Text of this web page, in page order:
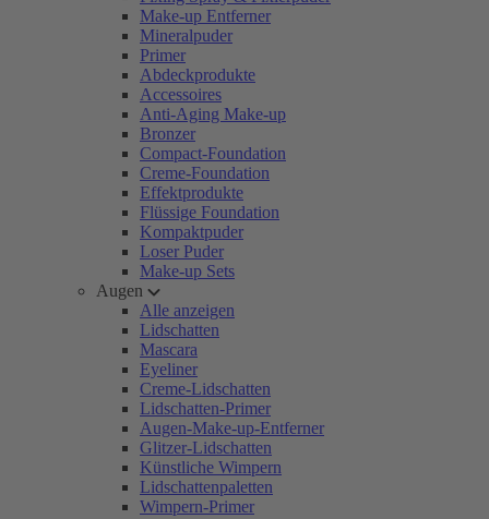
Make-up Entferner
Mineralpuder
Primer
Abdeckprodukte
Accessoires
Anti-Aging Make-up
Bronzer
Compact-Foundation
Creme-Foundation
Effektprodukte
Flüssige Foundation
Kompaktpuder
Loser Puder
Make-up Sets
Augen
Alle anzeigen
Lidschatten
Mascara
Eyeliner
Creme-Lidschatten
Lidschatten-Primer
Augen-Make-up-Entferner
Glitzer-Lidschatten
Künstliche Wimpern
Lidschattenpaletten
Wimpern-Primer